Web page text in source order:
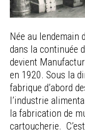
Née au lendemain
dans la continuée
devient
en 1920. Sous la
fabrique d’abord
l’industrie
la fabrication de
cartoucherie.